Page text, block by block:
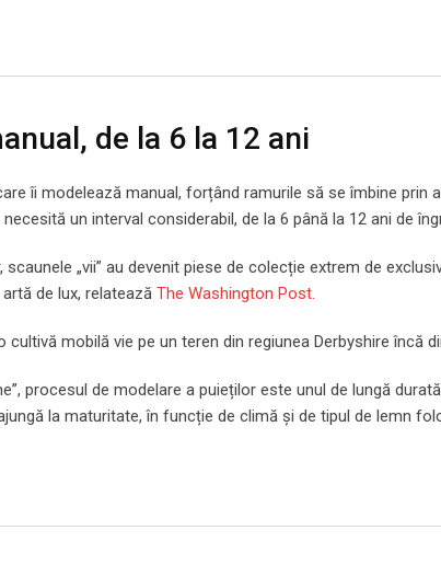
de la 6 la 12 ani
îi modelează manual, forțând ramurile să se îmbine prin
un interval considerabil, de la 6 până la 12 ani de
„vii” au devenit piese de colecție extrem de
de lux, relatează The Washington Post.
cultivă mobilă vie pe un teren din regiunea Derbyshire încă
procesul de modelare a puieților este unul de lungă
la maturitate, în funcție de climă și de tipul de lemn